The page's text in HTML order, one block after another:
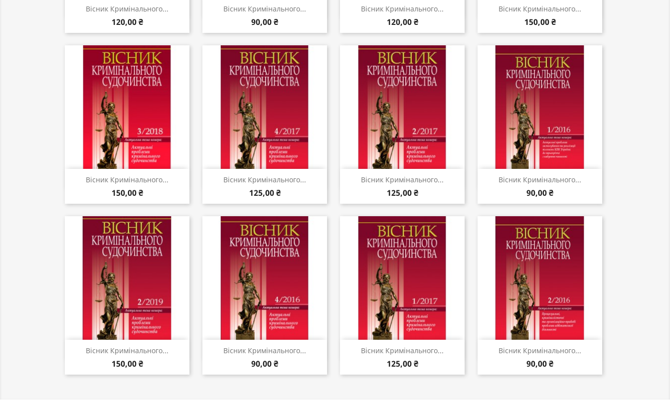
Вісник Кримінального...
120,00 ₴
Швидкий перегляд Вісник Кримінального...
90,00 ₴
Швидкий перегляд Вісник Кримінального...
120,00 ₴
Швидкий перегляд Вісник Кримінального...
150,00 ₴
Швидкий перегляд
Вісник Кримінального...
150,00 ₴
Швидкий перегляд Вісник Кримінального...
125,00 ₴
Швидкий перегляд Вісник Кримінального...
125,00 ₴
Швидкий перегляд Вісник Кримінального...
90,00 ₴
Швидкий перегляд
Вісник Кримінального...
150,00 ₴
Швидкий перегляд Вісник Кримінального...
90,00 ₴
Швидкий перегляд Вісник Кримінального...
125,00 ₴
Швидкий перегляд Вісник Кримінального...
90,00 ₴
Швидкий перегляд